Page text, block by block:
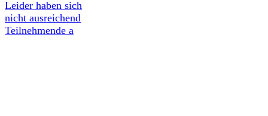
Leider haben sich
nicht ausreichend
Teilnehmende a